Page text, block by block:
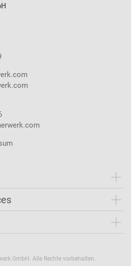
GmbH. Alle Rechte vorbehalten.